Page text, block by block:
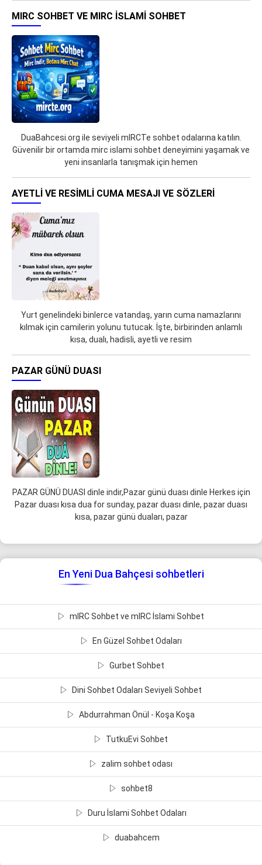
MIRC SOHBET VE MIRC İSLAMI SOHBET
DuaBahcesi.org ile seviyeli mIRCTe sohbet odalarına katılın.
Güvenilir bir ortamda mirc islami sohbet deneyimini yaşamak ve
yeni insanlarla tanışmak için hemen
AYETLI VE RESIMLI CUMA MESAJI VE SÖZLERI
Yurt genelindeki binlerce vatandaş, yarın cuma namazlarını
kılmak için camilerin yolunu tutucak. İşte, birbirinden anlamlı
kısa, dualı, hadisli, ayetli ve resim
PAZAR GÜNÜ DUASI
PAZAR GÜNÜ DUASI dinle indir,Pazar günü duası dinle Herkes için
Pazar duası kısa dua for sunday, pazar duası dinle, pazar duası
kısa, pazar günü duaları, pazar
En Yeni Dua Bahçesi sohbetleri
mIRC Sohbet ve mIRC İslami Sohbet
En Güzel Sohbet Odaları
Gurbet Sohbet
Dini Sohbet Odaları Seviyeli Sohbet
Abdurrahman Önül - Koşa Koşa
TutkuEvi Sohbet
zalim sohbet odası
sohbet8
Duru İslami Sohbet Odaları
duabahcem